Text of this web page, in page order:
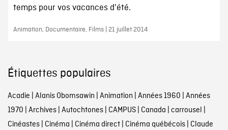
temps pour vos vacances d'été.
Animation, Documentaire, Films | 21 juillet 2014
Étiquettes populaires
Acadie Alanis Obomsawin Animation Années 1960 Années
1970 Archives| Autochtones| CAMPUS| Canada carrousel
Cinéastes| Cinéma Cinéma direct| Cinéma québécois| Claude